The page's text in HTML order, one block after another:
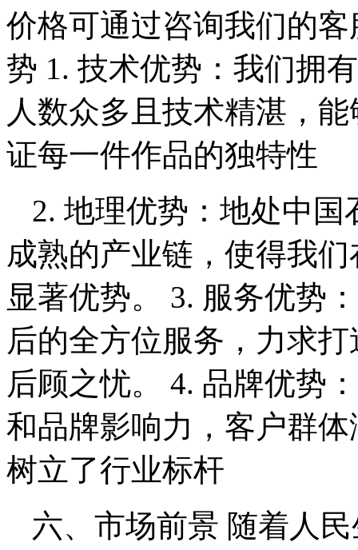
价格可通过咨询我们的
势 1. 技术优势：我们拥
人数众多且技术精湛，
证每一件作品的独特性
2. 地理优势：地处中
成熟的产业链，使得我
显著优势。 3. 服务优势
后的全方位服务，力求
后顾之忧。 4. 品牌优势
和品牌影响力，客户群
树立了行业标杆
六、市场前景 随着人